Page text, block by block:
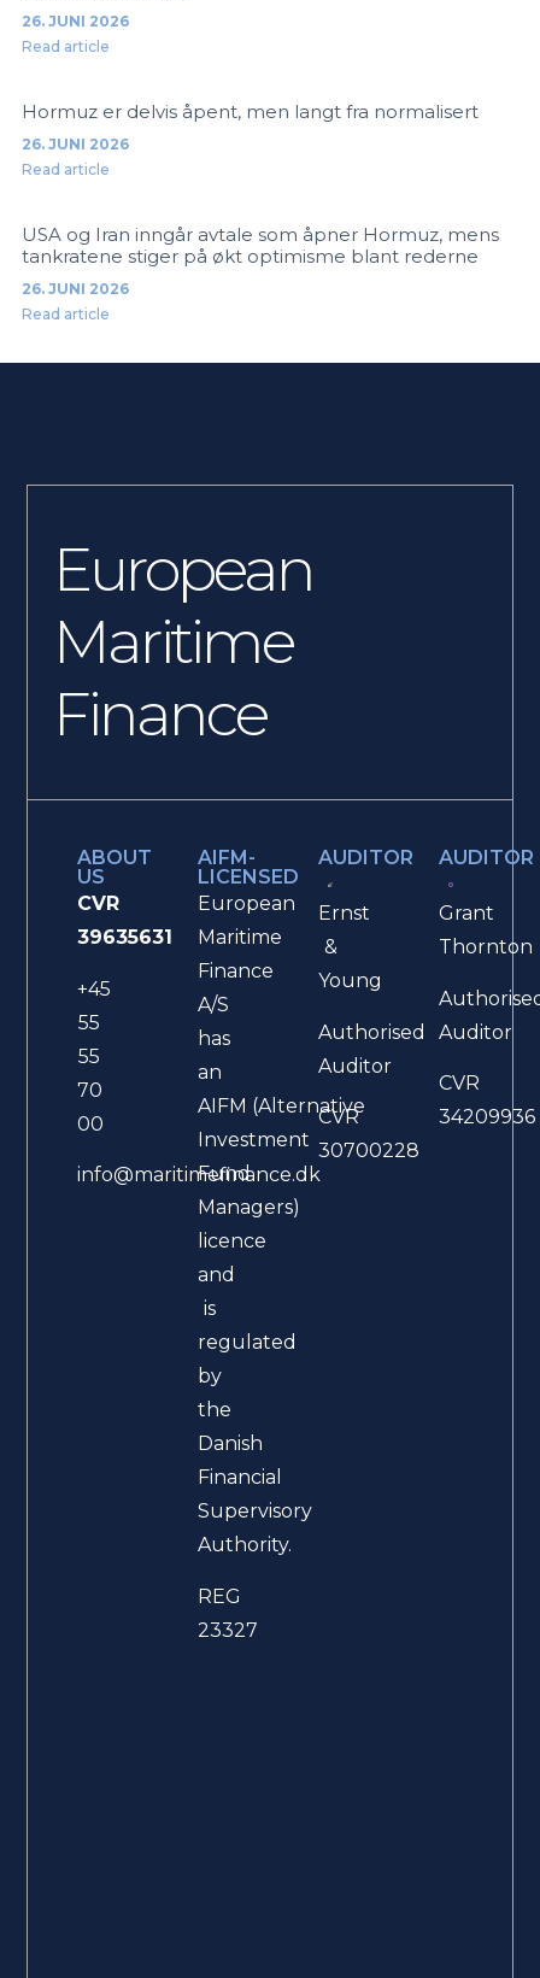
26. JUNI 2026
Read article
Hormuz er delvis åpent, men langt fra normalisert
26. JUNI 2026
Read article
USA og Iran inngår avtale som åpner Hormuz, mens
tankratene stiger på økt optimisme blant rederne
26. JUNI 2026
Read article
European
Maritime
Finance
ABOUT
US
CVR
39635631
+45
55
55
70
00
info@maritimefinance.dk
AIFM-
LICENSED
European
Maritime
Finance
A/S
has
an
AIFM (Alternative
Investment
Fund
Managers)
licence
and
is
regulated
by
the
Danish
Financial
Supervisory
Authority.
REG
23327
AUDITOR
Ernst
&
Young
Authorised
Auditor
CVR
30700228
AUDITOR
Grant
Thornton
Auditor
CVR
34209936